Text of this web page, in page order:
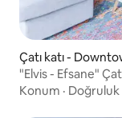
Çatı katı -
"Elvis - Efsane"
Mesafede
Konum · Doğruluk